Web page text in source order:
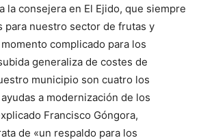
la consejera en El Ejido, que siempre
para nuestro sector de frutas y
complicado para los
generaliza de costes de
municipio son cuatro los
a modernización de los
Francisco Góngora,
de «un respaldo para los